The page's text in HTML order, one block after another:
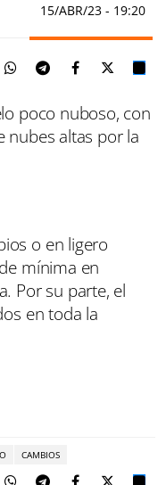
15/ABR/23 - 19:20
poco nuboso, con
nubes altas por la
o en ligero
mínima en
Por su parte, el
en toda la
CAMBIOS